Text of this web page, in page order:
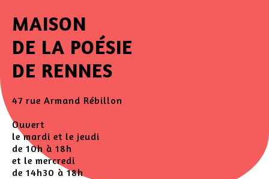
MAISON
DE LA POÉSIE
DE RENNES
47 rue Armand Rébillon
Ouvert
le mardi et le jeudi
de 10h à 18h
et le mercredi
de 14h30 à 18h